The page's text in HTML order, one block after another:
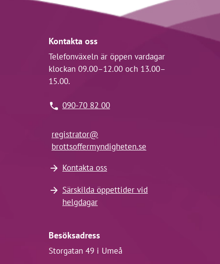
Kontakta oss
Telefonväxeln är öppen vardagar
klockan 09.00–12.00 och 13.00–
15.00.
090-70 82 00
registrator@
brottsoffermyndigheten.se
Kontakta oss
Särskilda öppettider vid
helgdagar
Besöksadress
Storgatan 49 i Umeå